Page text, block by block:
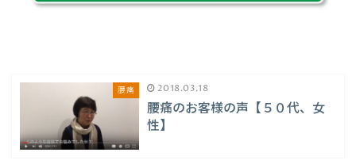
腰痛 2018.03.18
腰痛のお客様の声【５０代、女
性】